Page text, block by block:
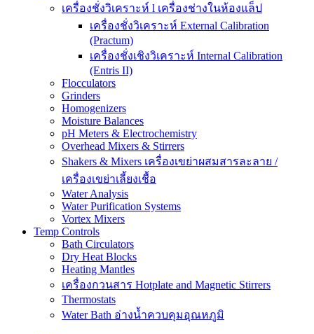
เครื่องชั่งวิเคราะห์ l เครื่องช่างในห้องแล็ป
เครื่องชั่งวิเคราะห์ External Calibration
(Practum)
เครื่องชั่งเชิงวิเคราะห์ Internal Calibration
(Entris II)
Flocculators
Grinders
Homogenizers
Moisture Balances
pH Meters & Electrochemistry
Overhead Mixers & Stirrers
Shakers & Mixers เครื่องเขย่าผสมสารละลาย /
เครื่องเขย่าเลี้ยงเชื้อ
Water Analysis
Water Purification Systems
Vortex Mixers
Temp Controls
Bath Circulators
Dry Heat Blocks
Heating Mantles
เครื่องกวนสาร Hotplate and Magnetic Stirrers
Thermostats
Water Bath อ่างน้ำควบคุมอุณหภูมิ